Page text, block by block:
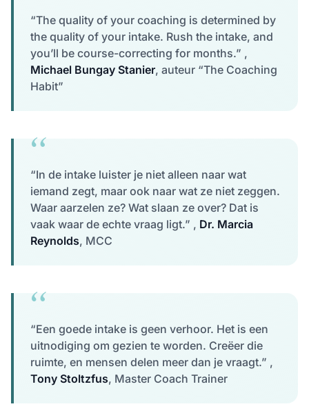
“The quality of your coaching is determined by
the quality of your intake. Rush the intake, and
you’ll be course-correcting for months.” ,
Michael Bungay Stanier, auteur “The Coaching
Habit”
“In de intake luister je niet alleen naar wat
iemand zegt, maar ook naar wat ze niet zeggen.
Waar aarzelen ze? Wat slaan ze over? Dat is
vaak waar de echte vraag ligt.” , Dr. Marcia
Reynolds, MCC
“Een goede intake is geen verhoor. Het is een
uitnodiging om gezien te worden. Creëer die
ruimte, en mensen delen meer dan je vraagt.” ,
Tony Stoltzfus, Master Coach Trainer